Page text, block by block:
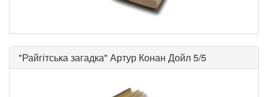
"Райгітська загадка" Артур Конан Дойл5/5